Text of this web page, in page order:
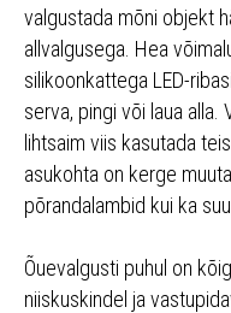
valgustada mõni objekt
allvalgusega. Hea
silikoonkattega LED-
serva, pingi või laua
lihtsaim viis kasutada
asukohta on kerge
põrandalambid kui ka
Õuevalgusti puhul on
niiskuskindel ja